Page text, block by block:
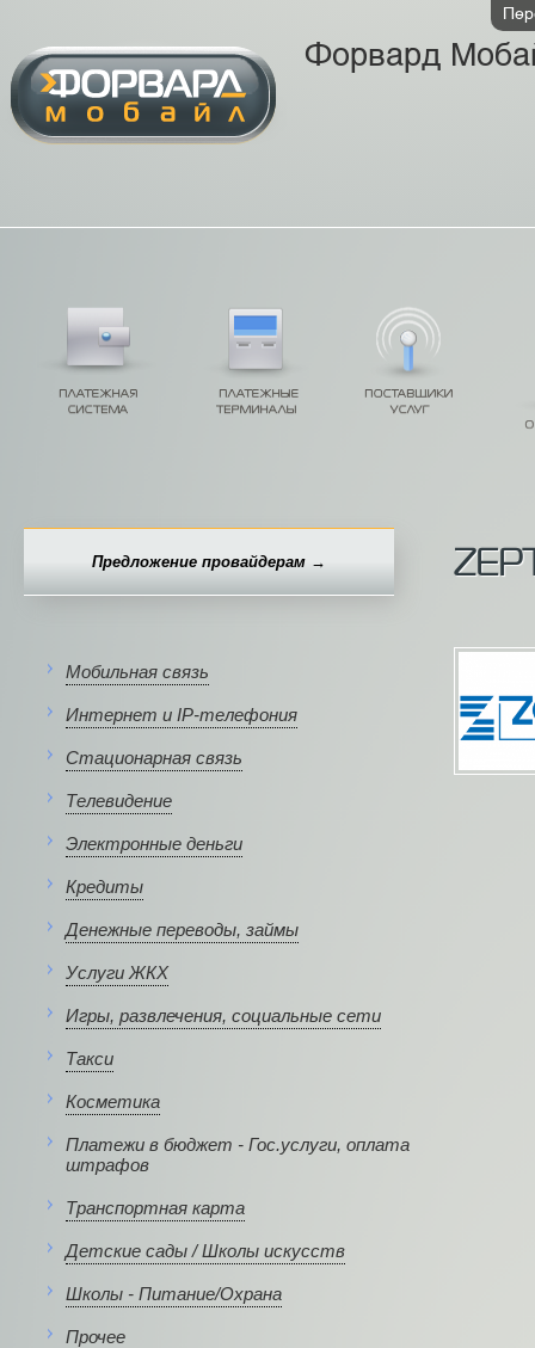
Форвард
Предложение провайдерам →
Мобильная связь
Интернет и IP-телефония
Стационарная связь
Телевидение
Электронные деньги
Кредиты
Денежные переводы, займы
Услуги ЖКХ
Игры, развлечения, социальные сети
Такси
Косметика
Платежи в бюджет - Гос.услуги, оплата
штрафов
Транспортная карта
Детские сады / Школы искусств
Школы - Питание/Охрана
Прочее